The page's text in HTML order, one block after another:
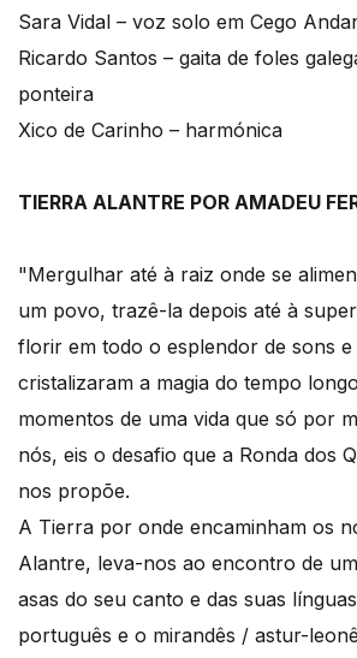
Sara Vidal – voz solo em Cego
Ricardo Santos – gaita de foles
ponteira
Xico de Carinho – harmónica
TIERRA ALANTRE POR AMADEU
"Mergulhar até à raiz onde se
um povo, trazê-la depois até à
florir em todo o esplendor de sons e
cristalizaram a magia do tempo
momentos de uma vida que só por
nós, eis o desafio que a Ronda dos
nos propõe.
A Tierra por onde encaminham os
Alantre, leva-nos ao encontro de
asas do seu canto e das suas
português e o mirandês / astur-